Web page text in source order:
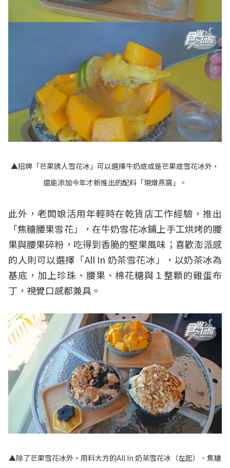
▲招牌「芒果誘人雪花冰」可以選擇牛奶底或是芒果底雪花冰外，
還能添加今年才新推出的配料「現燉燕窩」。
此外，老闆娘活用年輕時在乾貨店工作經驗，推出
「焦糖腰果雪花」，在牛奶雪花冰鋪上手工烘烤的腰
果與腰果碎粉，吃得到香脆的堅果風味；喜歡澎派感
的人則可以選擇「All In 奶茶雪花冰」，以奶茶冰為
基底，加上珍珠、腰果、棉花糖與１整顆的雞蛋布
丁，視覺口感都兼具。
▲除了芒果雪花冰外，用料大方的All In 奶茶雪花冰（左起）、焦糖